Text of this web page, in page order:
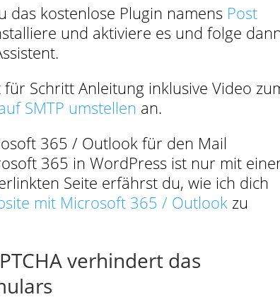
kostenlose Plugin namens Post
und aktiviere es und folge
Schritt Anleitung inklusive Video
SMTP umstellen an.
365 / Outlook für den Mail
365 in WordPress ist nur mit
Seite erfährst du, wie ich dich
mit Microsoft 365 / Outlook zu
verhindert das